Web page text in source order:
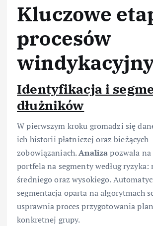
Kluczowe
procesów
Identyfikacja i
dłużników
W pierwszym kroku gromadzi się
ich historii płatniczej oraz bieżących
zobowiązaniach.Analizapozwala na
portfela na segmenty według ryzyka:
średniego oraz wysokiego.
segmentacja oparta na algorytmach
usprawnia proces przygotowania
konkretnej grupy.